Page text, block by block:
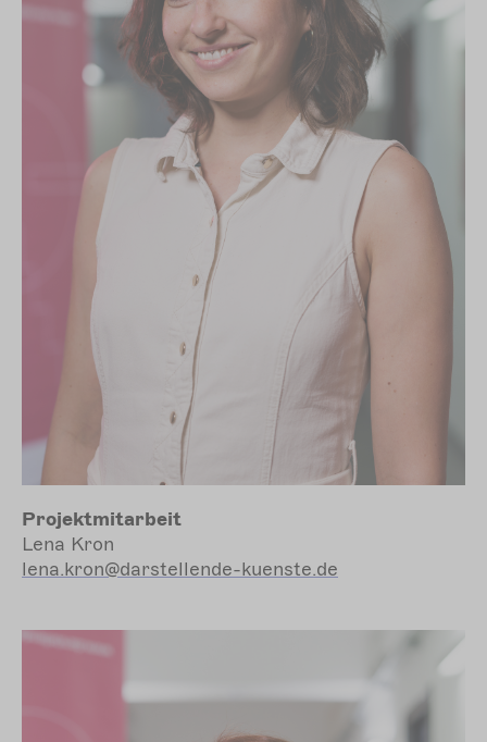
Projektmitarbeit
Lena Kron
lena.kron@darstellende-kuenste.de